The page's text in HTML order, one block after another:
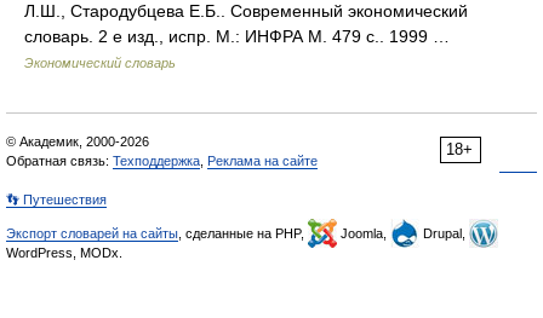
Л.Ш., Стародубцева Е.Б.. Современный экономический
словарь. 2 е изд., испр. М.: ИНФРА М. 479 с.. 1999 …
Экономический словарь
18+
© Академик, 2000-2026
Обратная связь: Техподдержка Реклама на сайте
👣 Путешествия
Экспорт словарей на сайты , сделанные на PHP, Joomla,
Drupal,
WordPress, MODx.